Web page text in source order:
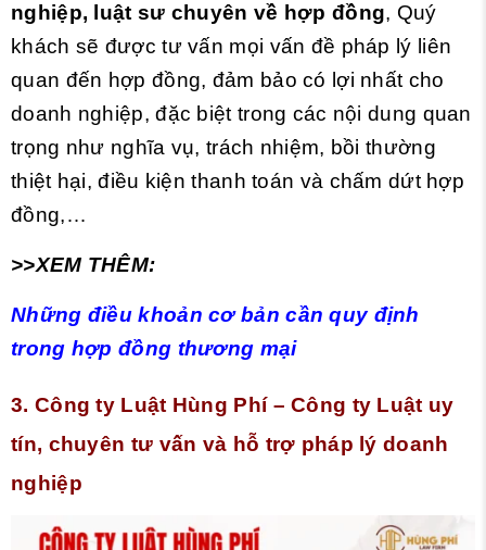
nghiệp, luật sư chuyên về hợp đồng, Quý
khách sẽ được tư vấn mọi vấn đề pháp lý liên
quan đến hợp đồng, đảm bảo có lợi nhất cho
doanh nghiệp, đặc biệt trong các nội dung quan
trọng như nghĩa vụ, trách nhiệm, bồi thường
thiệt hại, điều kiện thanh toán và chấm dứt hợp
đồng,…
>>XEM THÊM:
Những điều khoản cơ bản cần quy định
trong hợp đồng thương mại
3. Công ty Luật Hùng Phí – Công ty Luật uy
tín, chuyên tư vấn và hỗ trợ pháp lý doanh
nghiệp